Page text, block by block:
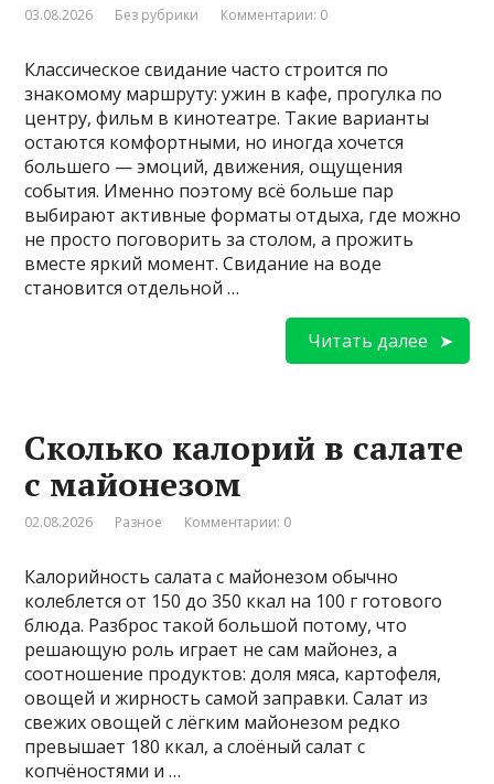
03.08.2026 Без рубрики Комментарии: 0
Классическое свидание часто строится по
знакомому маршруту: ужин в кафе, прогулка по
центру, фильм в кинотеатре. Такие варианты
остаются комфортными, но иногда хочется
большего — эмоций, движения, ощущения
события. Именно поэтому всё больше пар
выбирают активные форматы отдыха, где можно
не просто поговорить за столом, а прожить
вместе яркий момент. Свидание на воде
становится отдельной …
Читать далее
Сколько калорий в салате
с майонезом
02.08.2026 Разное Комментарии: 0
Калорийность салата с майонезом обычно
колеблется от 150 до 350 ккал на 100 г готового
блюда. Разброс такой большой потому, что
решающую роль играет не сам майонез, а
соотношение продуктов: доля мяса, картофеля,
овощей и жирность самой заправки. Салат из
свежих овощей с лёгким майонезом редко
превышает 180 ккал, а слоёный салат с
копчёностями и …